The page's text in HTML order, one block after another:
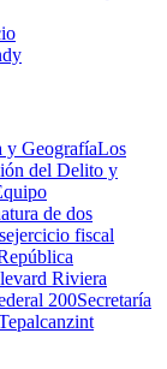
y GeografíaLos
del Delito y
de dos
ejercicio fiscal
Riviera
200Secretaría